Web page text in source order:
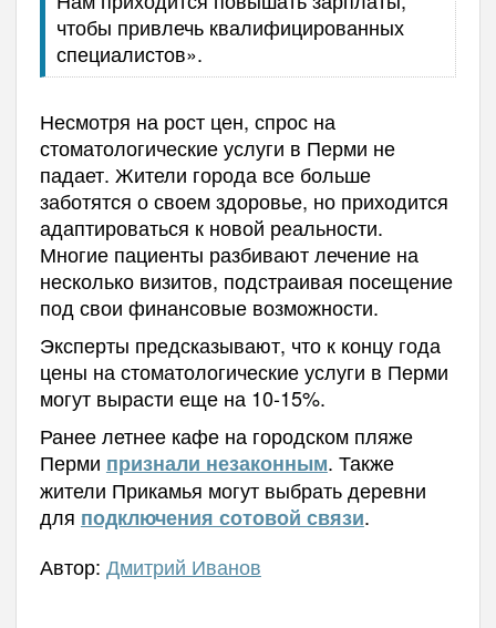
чтобы привлечь квалифицированных
специалистов».
Несмотря на рост цен, спрос на
стоматологические услуги в Перми не
падает. Жители города все больше
заботятся о своем здоровье, но приходится
адаптироваться к новой реальности.
Многие пациенты разбивают лечение на
несколько визитов, подстраивая посещение
под свои финансовые возможности.
Эксперты предсказывают, что к концу года
цены на стоматологические услуги в Перми
могут вырасти еще на 10-15%.
Ранее летнее кафе на городском пляже
Перми признали незаконным. Также
жители Прикамья могут выбрать деревни
для подключения сотовой связи.
Автор: Дмитрий Иванов